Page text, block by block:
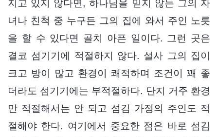
지고 있지 않다면, 하나님을 믿지 않는 그의 자
녀나 친척 중 누구든 그의 집에 와서 주인 노릇
을 할 수 있다면 골치 아픈 일이다. 그런 곳은
결코 섬기기에 적절하지 않다. 설사 그의 집이
크고 방이 많고 환경이 쾌적하며 조건이 꽤 좋
더라도 섬기기에는 부적절하다. 단지 거주 환경
만 적절해서는 안 되고 섬김 가정의 주인도 적
절해야 한다. 여기에서 중요한 점은 바로 섬김